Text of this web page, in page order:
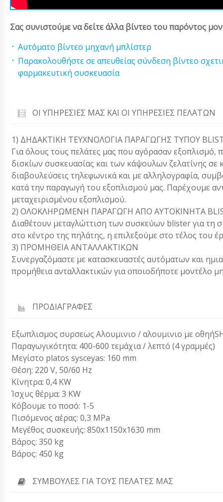
Σας συνιστούμε να δείτε άλλα βίντεο του παρόντος
Αυτόματο βίντεο μηχανή μπλίστερ
Παρακολουθήστε σε απευθείας σύνδεση βίντεο
φαρμακευτική συσκευασία
ΟΙ ΥΠΗΡΕΣΊΕΣ ΜΑΣ ΚΑΙ ΟΙ ΥΠΗΡΕΣΊΕΣ ΠΕΛΑΤΏΝ
1) ΔΗΔΑΚΤΙΚΗ ΤΕΥΧΝΟΛΟΓΙΑ ΠΑΡΑΓΩΓΗΣ ΤΥΠΟΥ
Για όλους τους πελάτες μας που αγόρασαν εξοπλισμό,
δισκίων συσκευασίας και των κάψουλων ζελατίνης
διαβουλεύσεις τηλεφωνικά και με αλληλογραφία,
κατά την παραγωγή του εξοπλισμού μας. Παρέχουμε
μεταχειρισμένου εξοπλισμού.
2) ΟΛΟΚΛΗΡΩΜΕΝΗ ΠΑΡΑΓΩΓΗ ΑΠΟ ΑΥΤΟΚΙΝΗΤΑ
Διαθέτουν μεταγλώττιση των συσκεύων blister για τη
στο κέντρο της πηλάτης, η επιλεξούμε στο τέλος του
3) ΠΡΟΜΗΘΕΙΑ ΑΝΤΑΛΛΑΚΤΙΚΩΝ
Συνεργαζόμαστε με κατασκευαστές αυτόματων και
προμήθεια ανταλλακτικών για οποιοδήποτε μοντέλο
ΠΡΟΔΙΑΓΡΑΦΕΣ
Εξωπλισμος συρσεως Αλουμινιο / αλουμινιο με
Παραγωγικότητα: 400-600 τεμάχια / λεπτό (4 γραμμές)
Μεγίστο platos sysceyas: 160 mm
Θέση: 220 V, 50/60 Hz
Κίνητρα: 0,4 KW
Ίσχυς θέρμα: 3 KW
Κόβουμε το ποσό: 1-5
Πισόμενος αέρας: 0,3 MPa
Μεγέθος συσκευής: 850x1150x1630 mm
Βάρος: 350 kg
Βάρος: 450 kg
ΣΥΜΒΟΥΛΈΣ ΓΙΑ ΤΟΥΣ ΠΕΛΆΤΕΣ ΜΑΣ